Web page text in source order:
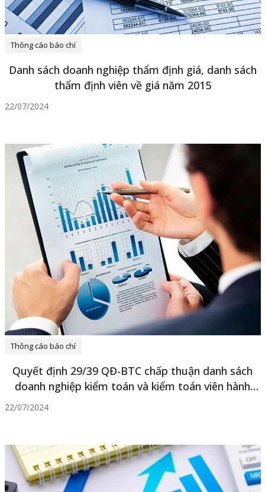
Thông cáo báo chí
Danh sách doanh nghiệp thẩm định giá, danh sách
thẩm định viên về giá năm 2015
22/07/2024
Thông cáo báo chí
Quyết định 29/39 QĐ-BTC chấp thuận danh sách
doanh nghiệp kiểm toán và kiểm toán viên hành
nghề được kiểm toán cho đơn vị có lợi ích công
22/07/2024